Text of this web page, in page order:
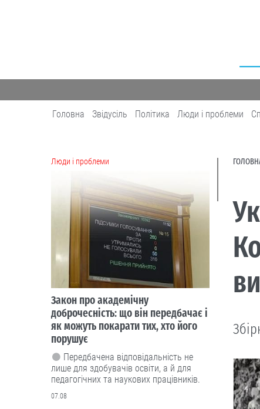
Головна Звідусіль Політика Люди і проблеми
Люди і проблеми
Закон про академічну
доброчесність: що він передбачає і
як можуть покарати тих, хто його
порушує
Передбачена відповідальність не
лише для здобувачів освіти, а й для
педагогічних та наукових працівників.
07.08